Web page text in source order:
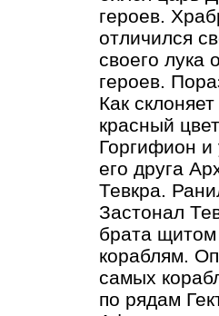
героев.
отличился
своего лука
героев.
Как
красный
Горгифион
его друга
Тевкра.
Застонал
брата щитом
кораблям.
самых
по рядам